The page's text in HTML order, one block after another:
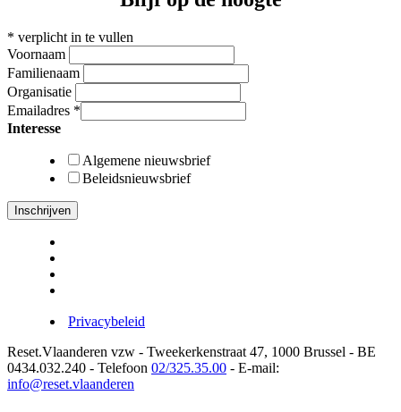
* verplicht in te vullen
Voornaam
Familienaam
Organisatie
Emailadres *
Interesse
Algemene nieuwsbrief
Beleidsnieuwsbrief
Privacybeleid
Reset.Vlaanderen vzw - Tweekerkenstraat 47, 1000 Brussel - BE
0434.032.240 - Telefoon 02/325.35.00 - E-mail:
info@reset.vlaanderen